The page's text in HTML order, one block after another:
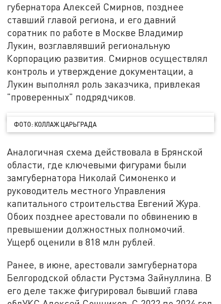
губернатора Алексей Смирнов, позднее
ставший главой региона, и его давний
соратник по работе в Москве Владимир
Лукин, возглавлявший региональную
Корпорацию развития. Смирнов осуществлял
контроль и утверждение документации, а
Лукин выполнял роль заказчика, привлекая
"проверенных" подрядчиков.
ФОТО: КОЛЛАЖ ЦАРЬГРАДА
Аналогичная схема действовала в Брянской
области, где ключевыми фигурами были
замгубернатора Николай Симоненко и
руководитель местного Управления
капитального строительства Евгений Жура.
Обоих позднее арестовали по обвинению в
превышении должностных полномочий.
Ущерб оценили в 818 млн рублей.
Ранее, в июне, арестовали замгубернатора
Белгородской области Рустэма Зайнуллина. В
его деле также фигурировал бывший глава